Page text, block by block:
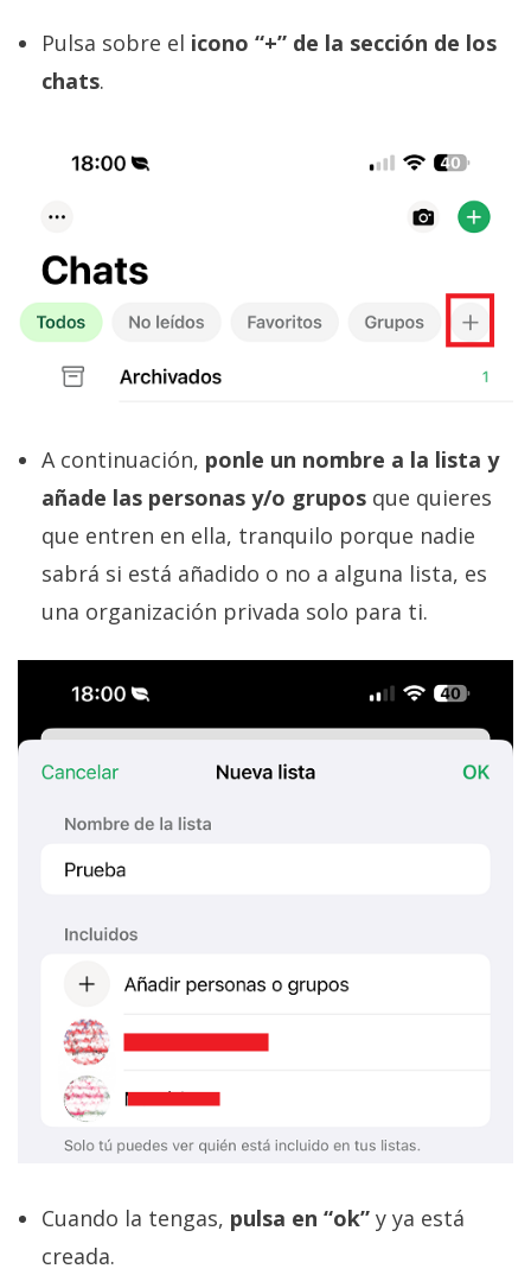
videojuegos,
comparativas,
trucos y
Informático
2026.Algunos
reservados.
Pulsa sobre el icono “+” de la sección de los
chats.
A continuación, ponle un nombre a la lista y
añade las personas y/o grupos que quieres
que entren en ella, tranquilo porque nadie
sabrá si está añadido o no a alguna lista, es
una organización privada solo para ti.
Cuando la tengas, pulsa en “ok” y ya está
creada.